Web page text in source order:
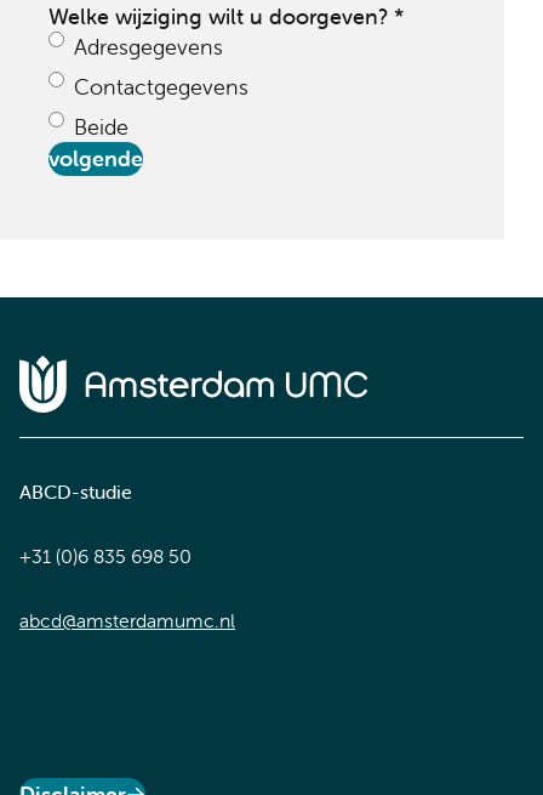
Welke wijziging wilt u doorgeven?
Adresgegevens
Contactgegevens
Beide
volgende
ABCD-studie
+31 (0)6 835 698 50
abcd@amsterdamumc.nl